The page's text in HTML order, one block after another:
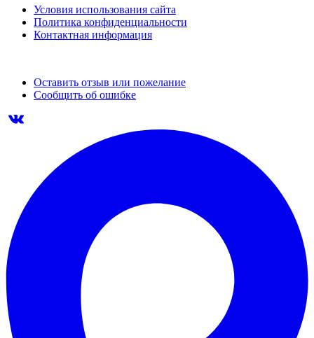
Условия использования сайта
Политика конфиденциальности
Контактная информация
Оставить отзыв или пожелание
Сообщить об ошибке